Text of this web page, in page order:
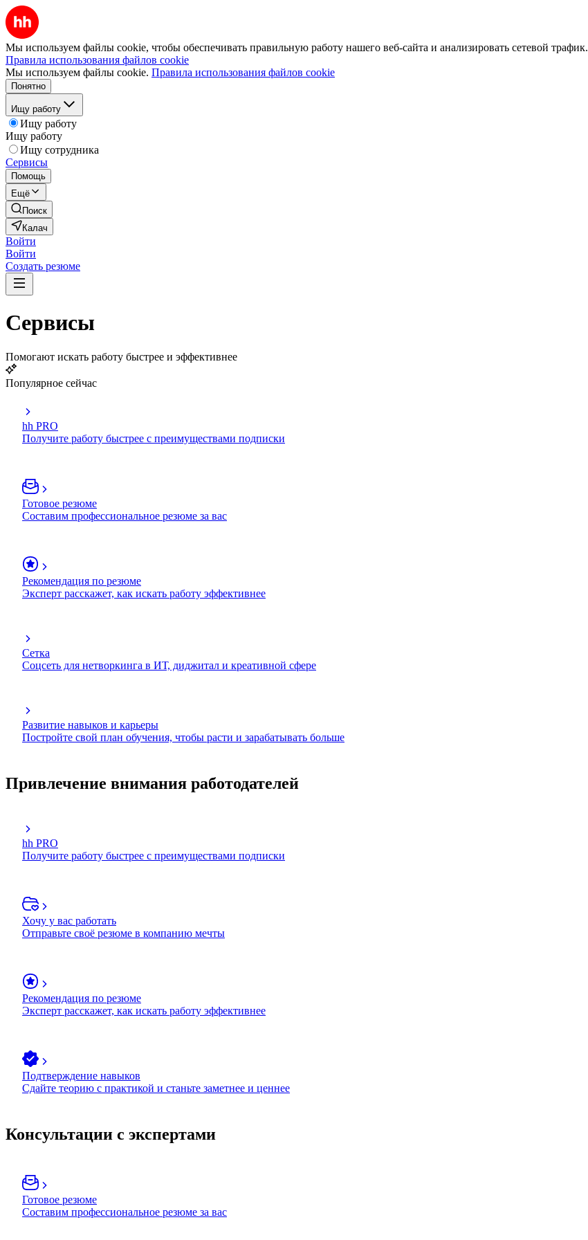
Мы используем файлы cookie, чтобы обеспечивать правильную работу нашего веб-сайта и анализировать сетевой трафик.
Правила использования файлов cookie
Мы используем файлы cookie. Правила использования файлов cookie
Понятно
Ищу работу
Ищу работу
Ищу работу
Ищу сотрудника
Сервисы
Помощь
Ещё
Поиск
Калач
Войти
Войти
Создать резюме
Сервисы
Помогают искать работу быстрее и эффективнее
Популярное сейчас
hh PRO
Получите работу быстрее с преимуществами подписки
Готовое резюме
Составим профессиональное резюме за вас
Рекомендация по резюме
Эксперт расскажет, как искать работу эффективнее
Сетка
Соцсеть для нетворкинга в ИТ, диджитал и креативной сфере
Развитие навыков и карьеры
Постройте свой план обучения, чтобы расти и зарабатывать больше
Привлечение внимания работодателей
hh PRO
Получите работу быстрее с преимуществами подписки
Хочу у вас работать
Отправьте своё резюме в компанию мечты
Рекомендация по резюме
Эксперт расскажет, как искать работу эффективнее
Подтверждение навыков
Сдайте теорию с практикой и станьте заметнее и ценнее
Консультации с экспертами
Готовое резюме
Составим профессиональное резюме за вас